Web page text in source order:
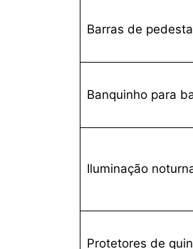
Barras de
Banquinho para
Iluminação
Protetores de